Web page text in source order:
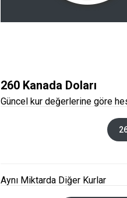
260 Kanada Doları
Güncel kur değerlerine göre
Aynı Miktarda Diğer Kurlar